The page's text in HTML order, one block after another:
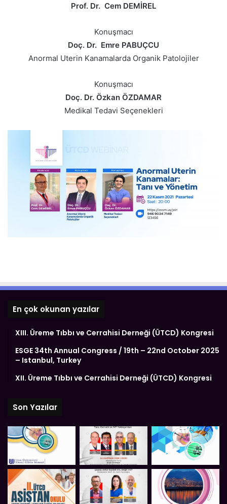
Prof. Dr. Cem DEMİREL
Konuşmacı
Doç. Dr. Emre PABUÇCU
Anormal Uterin Kanamalarda Organik Patolojiler
Konuşmacı
Doç. Dr. Özkan ÖZDAMAR
Medikal Tedavi Seçenekleri
En çok okunan yazılar
XIII. Üreme Tıbbı ve Cerrahisi Derneği (ÜTCD) Kongresi
ESGE 34th Annual Congress / 19th – 22nd October 2025
– Istanbul, Turkey
XII. Üreme Tıbbı ve Cerrahisi Derneği (ÜTCD) Kongresi
Son Yazılar